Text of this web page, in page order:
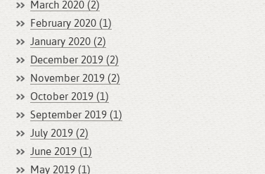
March 2020 (2)
February 2020 (1)
January 2020 (2)
December 2019 (2)
November 2019 (2)
October 2019 (1)
September 2019 (1)
July 2019 (2)
June 2019 (1)
May 2019 (1)